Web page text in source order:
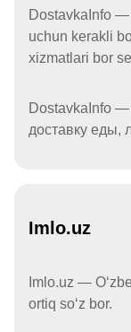
DostavkaInfo —
uchun kerakli
xizmatlari bor
DostavkaInfo —
доставку еды,
Imlo.uz
Imlo.uz —
ortiq soʻz bor.